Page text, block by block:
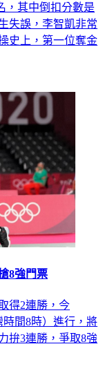
，其中倒扣分數是
失誤，李智凱非常
史上，第一位奪金
8強門票
得2連勝，今
時間8時）進行，將
拚3連勝，爭取8強